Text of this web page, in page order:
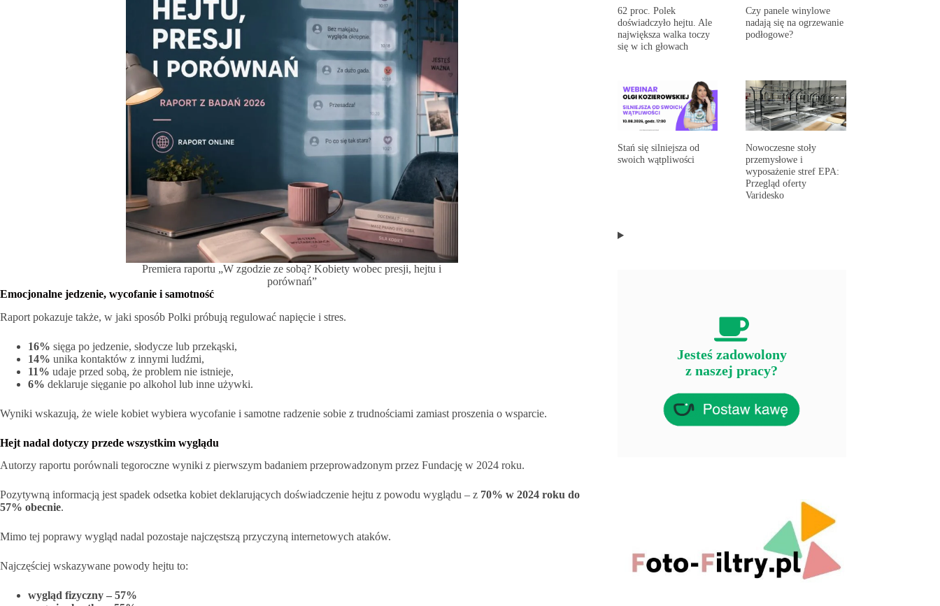
Premiera raportu „W zgodzie ze sobą? Kobiety wobec presji, hejtu i
porównań”
Emocjonalne jedzenie, wycofanie i samotność
Raport pokazuje także, w jaki sposób Polki próbują regulować napięcie i stres.
16% sięga po jedzenie, słodycze lub przekąski,
14% unika kontaktów z innymi ludźmi,
11% udaje przed sobą, że problem nie istnieje,
6% deklaruje sięganie po alkohol lub inne używki.
Wyniki wskazują, że wiele kobiet wybiera wycofanie i samotne radzenie sobie z trudnościami zamiast proszenia o wsparcie.
Hejt nadal dotyczy przede wszystkim wyglądu
Autorzy raportu porównali tegoroczne wyniki z pierwszym badaniem przeprowadzonym przez Fundację w 2024 roku.
Pozytywną informacją jest spadek odsetka kobiet deklarujących doświadczenie hejtu z powodu wyglądu – z 70% w 2024 roku do
57% obecnie.
Mimo tej poprawy wygląd nadal pozostaje najczęstszą przyczyną internetowych ataków.
Najczęściej wskazywane powody hejtu to:
wygląd fizyczny – 57%
62 proc. Polek
doświadczyło hejtu. Ale
największa walka toczy
się w ich głowach
Czy panele winylowe
nadają się na ogrzewanie
podłogowe?
Stań się silniejsza od
swoich wątpliwości
Nowoczesne stoły
przemysłowe i
wyposażenie stref EPA:
Przegląd oferty
Varidesko
Jesteś zadowolony
z naszej pracy?